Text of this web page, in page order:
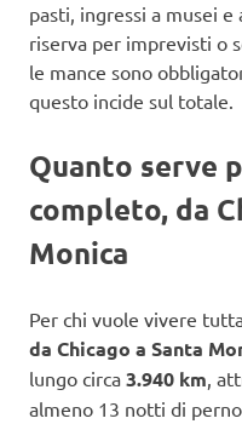
pasti, ingressi a musei
riserva per imprevisti o
le mance sono
questo incide sul totale.
Quanto serve
completo, da
Monica
Per chi vuole vivere
da Chicago a Santa
lungo circa 3.940 km,
almeno 13 notti di